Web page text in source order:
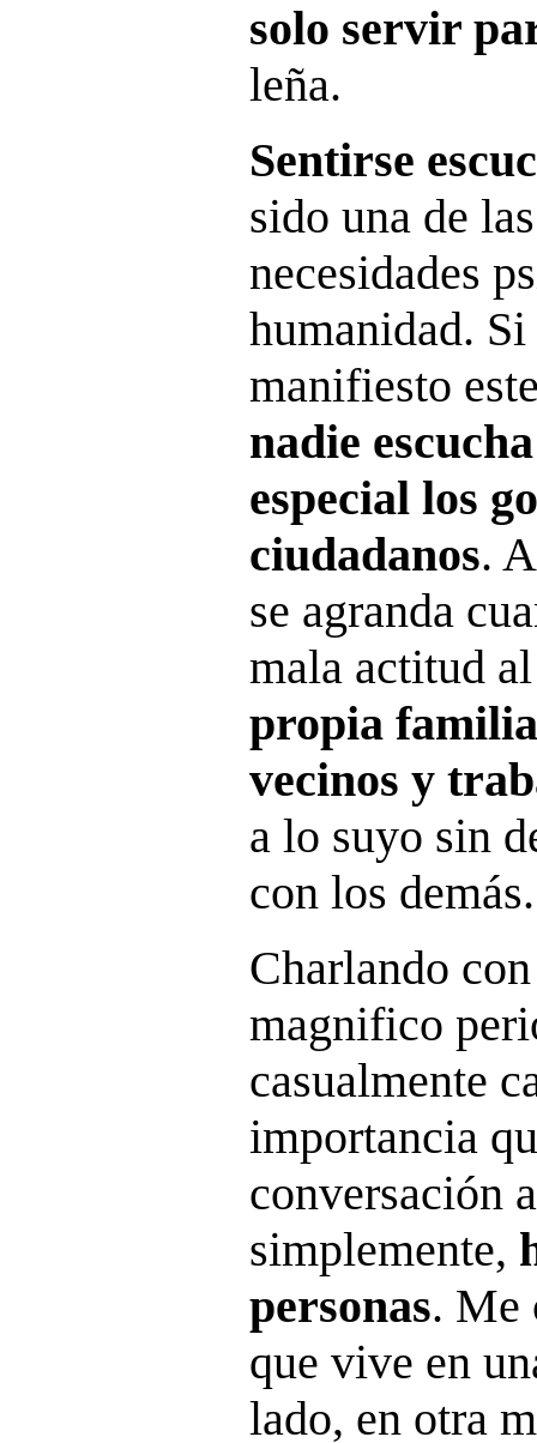
solo servir
leña.
Sentirse
sido una de
necesidades
humanidad.
manifiesto
nadie
especial los
ciudadanos.
se agranda
mala actitud
propia
vecinos y
a lo suyo sin
con los demás.
Charlando
magnifico
casualmente
importancia
conversación
simplemente,
personas. Me
que vive en
lado, en otra